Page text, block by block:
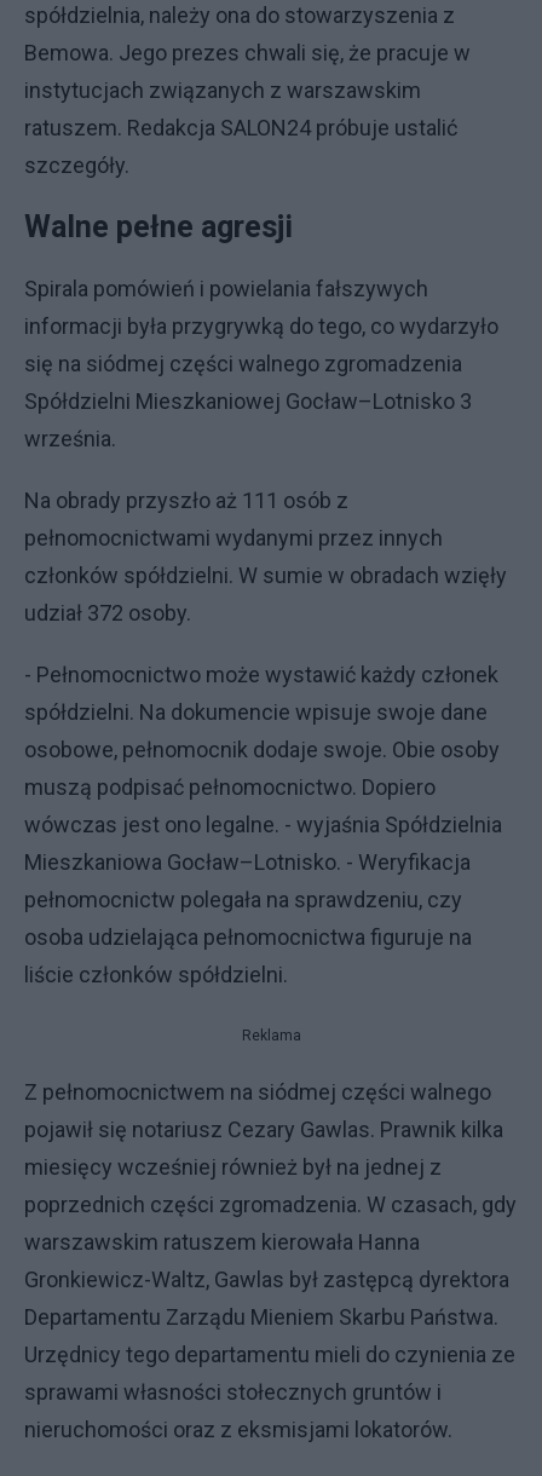
spółdzielnia, należy ona do stowarzyszenia z
Bemowa. Jego prezes chwali się, że pracuje w
instytucjach związanych z warszawskim
ratuszem. Redakcja SALON24 próbuje ustalić
szczegóły.
Walne pełne agresji
Spirala pomówień i powielania fałszywych
informacji była przygrywką do tego, co wydarzyło
się na siódmej części walnego zgromadzenia
Spółdzielni Mieszkaniowej Gocław–Lotnisko 3
września.
Na obrady przyszło aż 111 osób z
pełnomocnictwami wydanymi przez innych
członków spółdzielni. W sumie w obradach wzięły
udział 372 osoby.
- Pełnomocnictwo może wystawić każdy członek
spółdzielni. Na dokumencie wpisuje swoje dane
osobowe, pełnomocnik dodaje swoje. Obie osoby
muszą podpisać pełnomocnictwo. Dopiero
wówczas jest ono legalne. - wyjaśnia Spółdzielnia
Mieszkaniowa Gocław–Lotnisko. - Weryfikacja
pełnomocnictw polegała na sprawdzeniu, czy
osoba udzielająca pełnomocnictwa figuruje na
liście członków spółdzielni.
Reklama
Z pełnomocnictwem na siódmej części walnego
pojawił się notariusz Cezary Gawlas. Prawnik kilka
miesięcy wcześniej również był na jednej z
poprzednich części zgromadzenia. W czasach, gdy
warszawskim ratuszem kierowała Hanna
Gronkiewicz-Waltz, Gawlas był zastępcą dyrektora
Departamentu Zarządu Mieniem Skarbu Państwa.
Urzędnicy tego departamentu mieli do czynienia ze
sprawami własności stołecznych gruntów i
nieruchomości oraz z eksmisjami lokatorów.